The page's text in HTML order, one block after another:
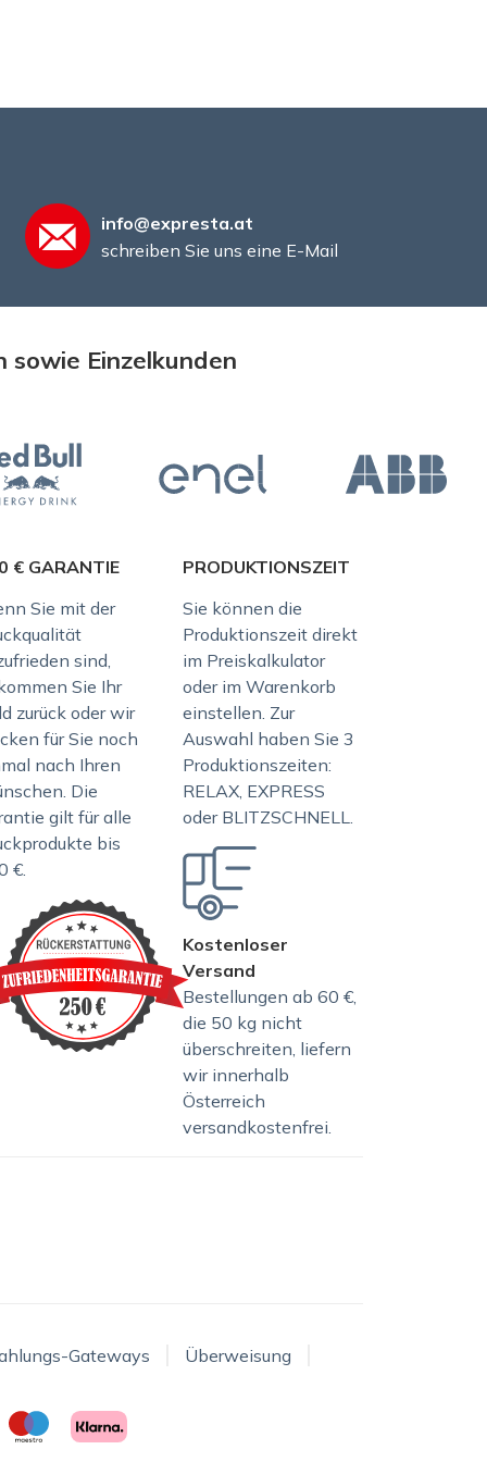
info@expresta.at
schreiben Sie uns eine E-Mail
sowie Einzelkunden
€ GARANTIE
Sie mit der
sind,
Sie Ihr
zurück oder wir
für Sie noch
nach Ihren
Die
gilt für alle
bis
€.
PRODUKTIONSZEIT
Sie können die
Produktionszeit direkt
im Preiskalkulator
oder im Warenkorb
einstellen. Zur
Auswahl haben Sie 3
Produktionszeiten:
RELAX, EXPRESS
oder BLITZSCHNELL.
Kostenloser
Versand
Bestellungen ab 60 €,
die 50 kg nicht
überschreiten, liefern
wir innerhalb
Österreich
versandkostenfrei.
Gateways
Überweisung